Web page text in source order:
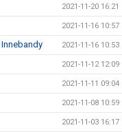
2021-11-20 16:21
2021-11-16 10:57
2021-11-16 10:53
2021-11-12 12:09
2021-11-11 09:04
2021-11-08 10:59
2021-11-03 16:17